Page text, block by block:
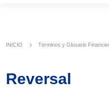
INICIO Términos y Glosario
Reversal